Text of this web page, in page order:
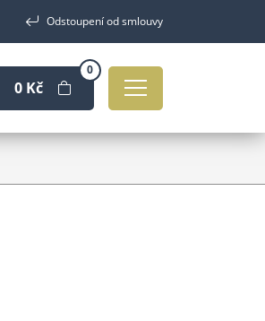
Odstoupení od smlouvy
0 Kč
0